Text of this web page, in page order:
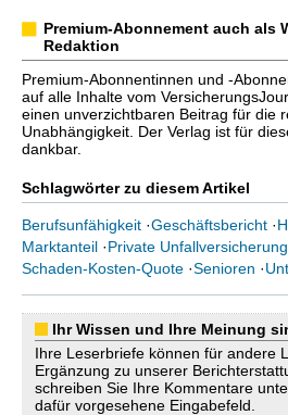
Premium-Abonnement auch als
Redaktion
Premium-Abonnentinnen und -
auf alle Inhalte vom
einen unverzichtbaren Beitrag für die
Unabhängigkeit. Der Verlag ist für
dankbar.
Schlagwörter zu diesem Artikel
Berufsunfähigkeit ·Geschäftsbericht ·
Marktanteil ·Private Unfallversicherung
Schaden-Kosten-Quote ·Senioren ·
Ihr Wissen und Ihre Meinung
Ihre Leserbriefe können für andere
Ergänzung zu unserer
schreiben Sie Ihre Kommentare
dafür vorgesehene Eingabefeld.